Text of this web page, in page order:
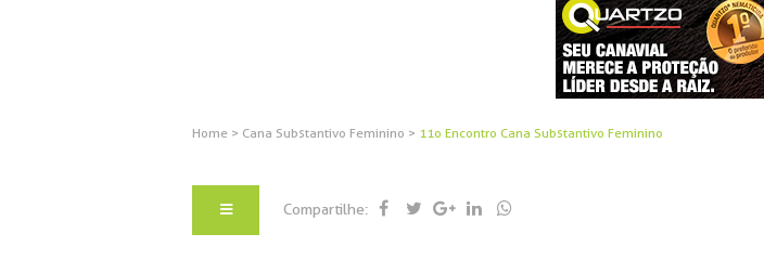
Home > Cana Substantivo Feminino > 11o Encontro Cana Substantivo Feminino
Compartilhe: